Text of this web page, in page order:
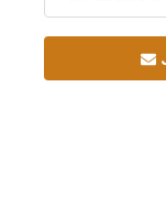
©Fréquence